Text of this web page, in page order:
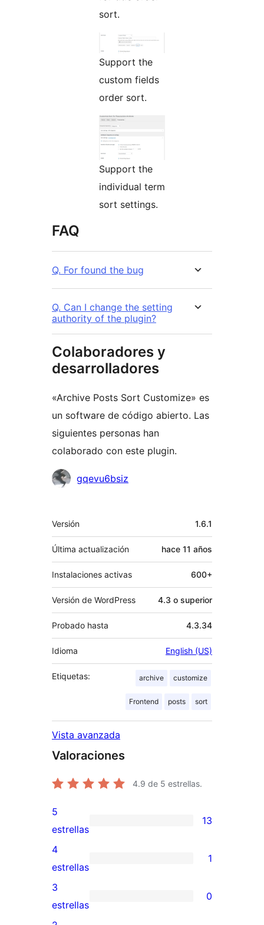
sort.
Support the
custom fields
order sort.
Support the
individual term
sort settings.
FAQ
Q. For found the bug
Q. Can I change the setting
authority of the plugin?
Colaboradores y
desarrolladores
«Archive Posts Sort Customize» es
un software de código abierto. Las
siguientes personas han
colaborado con este plugin.
Colaboradores
gqevu6bsiz
Meta
Versión 1.6.1
Última actualización hace 11 años
Instalaciones activas 600+
Versión de WordPress 4.3 o superior
Probado hasta 4.3.34
Idioma English (US)
Etiquetas: archive customize
Frontend posts sort
Vista avanzada
Valoraciones
4.9 de 5 estrellas.
13
valoraciones
de
5
estrellas
5
estrellas
13
1
valoración
de
4
4
estrellas
1
0
valoraciones
3
estrellas
0